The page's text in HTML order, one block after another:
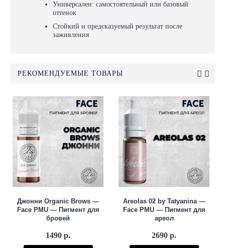
Универсален: самостоятельный или базовый
оттенок
Стойкий и предсказуемый результат после
заживления
РЕКОМЕНДУЕМЫЕ ТОВАРЫ
Джонни Organic Brows —
Face PMU — Пигмент для
бровей
1490 р.
Areolas 02 by Tatyanina —
Face PMU — Пигмент для
ареол
2690 р.